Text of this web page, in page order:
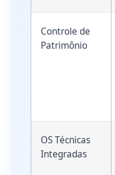
Controle de
Patrimônio
OS Técnicas
Integradas